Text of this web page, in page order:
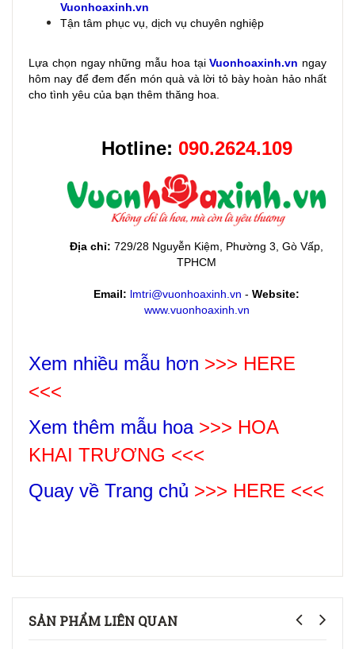
Vuonhoaxinh.vn
Tận tâm phục vụ, dịch vụ chuyên nghiệp
Lựa chọn ngay những mẫu hoa tạiVuonhoaxinh.vn ngay
hôm nay để đem đến món quà và lời tỏ bày hoàn hảo nhất
cho tình yêu của bạn thêm thăng hoa.
Hotline: 090.2624.109
Địa chỉ: 729/28 Nguyễn Kiệm, Phường 3, Gò Vấp,
TPHCM
Email: lmtri@vuonhoaxinh.vn - Website:
www.vuonhoaxinh.vn
Xem nhiều mẫu hơn >>> HERE
<<<
Xem thêm mẫu hoa >>> HOA
KHAI TRƯƠNG <<<
Quay về Trang chủ >>> HERE <<<
SẢN PHẨM LIÊN QUAN